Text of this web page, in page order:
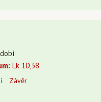
Lk 10,38
Závěr